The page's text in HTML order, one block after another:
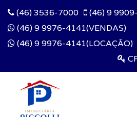
(46) 3536-7000
(46) 9
(46) 9 9976-4141(VENDAS)
(46) 9 9976-4141(LOCAÇÃO)